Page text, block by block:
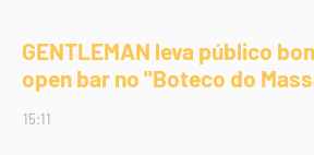
GENTLEMAN leva público
open bar no "Boteco do
15:11